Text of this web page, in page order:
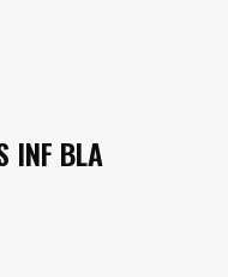
INF BLA